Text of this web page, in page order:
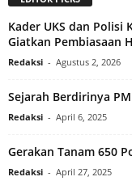
Kader UKS dan Polisi
Giatkan Pembiasaan
Redaksi - Agustus 2, 2026
Sejarah Berdirinya
Redaksi - April 6, 2025
Gerakan Tanam 650
Redaksi - April 27, 2025